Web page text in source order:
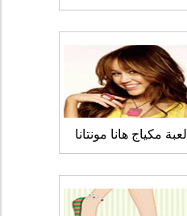
لعبة مكياج هانا مونتانا